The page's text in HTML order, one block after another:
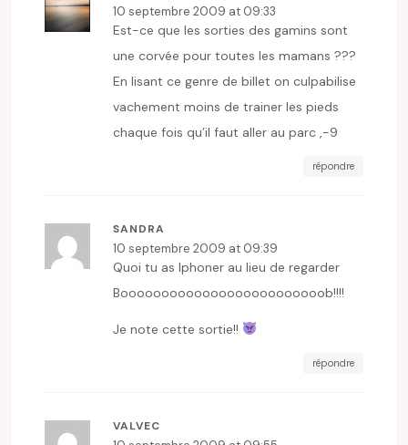
10 septembre 2009 at 09:33
Est-ce que les sorties des gamins sont
une corvée pour toutes les mamans ???
En lisant ce genre de billet on culpabilise
vachement moins de trainer les pieds
chaque fois qu’il faut aller au parc ,-9
répondre
SANDRA
10 septembre 2009 at 09:39
Quoi tu as Iphoner au lieu de regarder
Booooooooooooooooooooooooob!!!!
Je note cette sortie!!
répondre
VALVEC